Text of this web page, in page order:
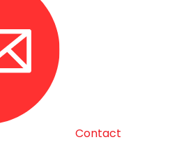
Contact